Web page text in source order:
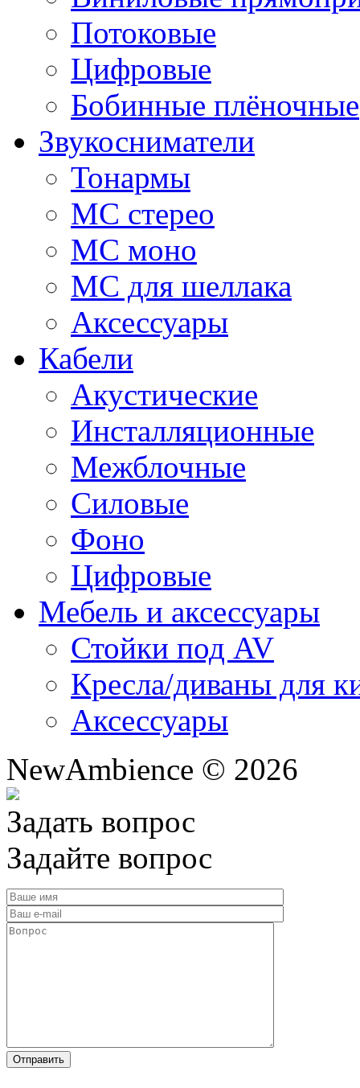
Потоковые
Цифровые
Бобинные плёночные
Звукосниматели
Тонармы
МС стерео
МС моно
МС для шеллака
Аксессуары
Кабели
Акустические
Инсталляционные
Межблочные
Силовые
Фоно
Цифровые
Мебель и аксессуары
Стойки под AV
Кресла/диваны для
Аксессуары
NewAmbience © 2026
Задать вопрос
Задайте вопрос